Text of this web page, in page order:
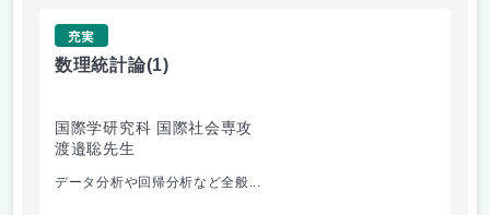
充実
数理統計論(1)
国際学研究科 国際社会専攻
渡邉聡先生
データ分析や回帰分析など全般...